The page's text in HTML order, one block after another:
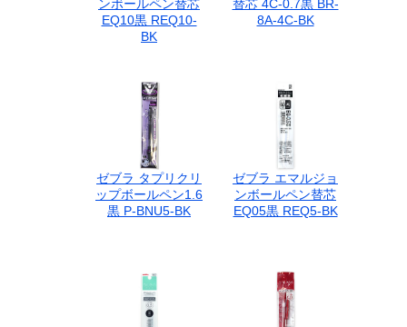
ンボールペン替芯
EQ10黒 REQ10-
BK
替芯 4C-0.7黒 BR-
8A-4C-BK
ゼブラ タプリクリ
ップボールペン1.6
黒 P-BNU5-BK
ゼブラ エマルジョ
ンボールペン替芯
EQ05黒 REQ5-BK